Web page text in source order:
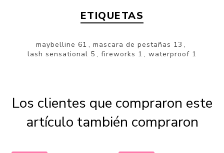
ETIQUETAS
maybelline 61 , mascara de pestañas 13 ,
lash sensational 5 , fireworks 1 , waterproof 1
Los clientes que compraron este
artículo también compraron